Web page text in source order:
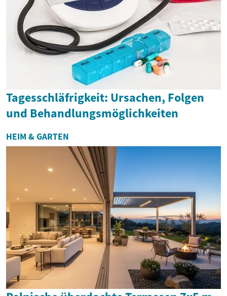
Tagesschläfrigkeit: Ursachen, Folgen
und Behandlungsmöglichkeiten
HEIM & GARTEN